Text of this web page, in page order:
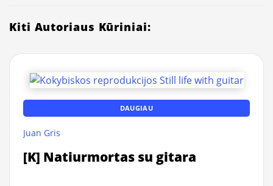
Kiti Autoriaus Kūriniai:
DAUGIAU
Juan Gris
[K] Natiurmortas su gitara